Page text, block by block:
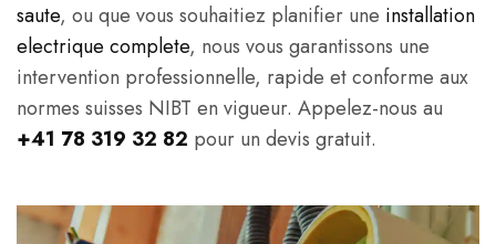
saute, ou que vous souhaitiez planifier une installation
electrique complete, nous vous garantissons une
intervention professionnelle, rapide et conforme aux
normes suisses NIBT en vigueur. Appelez-nous au
+41 78 319 32 82 pour un devis gratuit.